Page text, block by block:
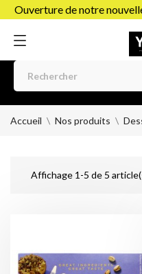
Ouverture de notre
Accueil Nos produits
Affichage 1-5 de 5